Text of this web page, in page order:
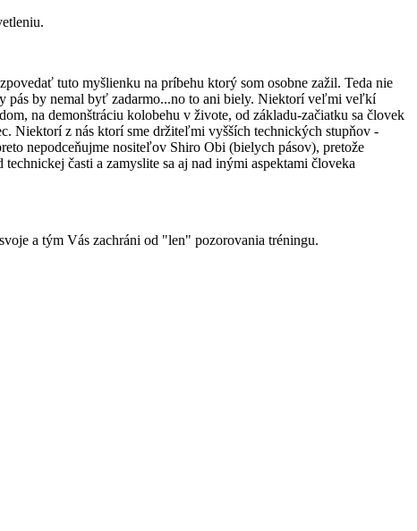
tuto myšlienku na príbehu ktorý som osobne zažil. Teda nie
pás by nemal byť zadarmo...no to ani biely. Niektorí veľmi veľkí
na demonštráciu kolobehu v živote, od základu-začiatku sa človek
Niektorí z nás ktorí sme držiteľmi vyšších technických stupňov -
nepodceňujme nositeľov Shiro Obi (bielych pásov), pretože
časti a zamyslite sa aj nad inými aspektami človeka
a tým Vás zachráni od "len" pozorovania tréningu.